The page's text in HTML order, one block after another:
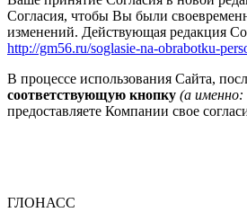
Согласия, чтобы Вы были
изменений. Действующая редакция
http://gm56.ru/soglasie-na-obrabotku-
В процессе использования Сайта,
соответствующую кнопку (а именно:
предоставляете Компании свое
ГЛОНАСС